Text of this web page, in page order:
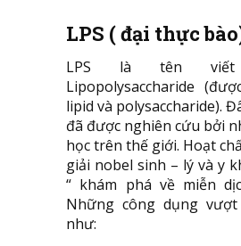
LPS ( đại thực
LPS là tên
Lipopolysaccharide
lipid và polysaccharide).
đã được nghiên cứu bởi
học trên thế giới. Hoạt
giải nobel sinh – lý và y
“ khám phá về miễn
Những công dụng
như: